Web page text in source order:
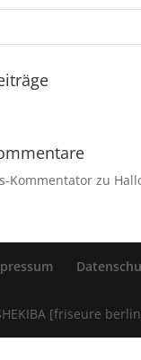
Kommentatorzu
[friseure